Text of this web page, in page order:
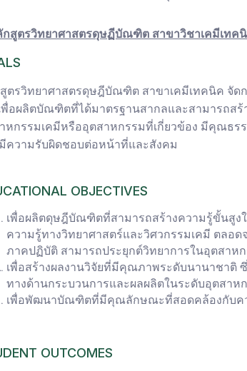
สูตรวิทยาศาสตรดุษฏีบัณฑิต สาขาวิชาเคมีเทค
ตรวิทยาศาสตรดุษฎีบัณฑิต สาขาเคมีเทคนิค จัด
พื่อผลิตบัณฑิตที่ได้มาตรฐานสากลและสามารถส
หกรรมเคมีหรืออุตสาหกรรมที่เกี่ยวข้อง มีคุณธร
ความรับผิดชอบต่อหน้าที่และสังคม
OBJECTIVES
เพื่อผลิตดุษฎีบัณฑิตที่สามารถสร้างความรู้ขั้นสูง
ความรู้ทางวิทยาศาสตร์และวิศวกรรมเคมี ตลอ
ภาคปฏิบัติ สามารถประยุกต์วิทยาการในอุตสา
เพื่อสร้างผลงานวิจัยที่มีคุณภาพระดับนานาชาติ
ทางด้านกระบวนการและผลผลิตในระดับอุตสาห
เพื่อพัฒนาบัณฑิตที่มีคุณลักษณะที่สอดคล้องกับค
OUTCOMES